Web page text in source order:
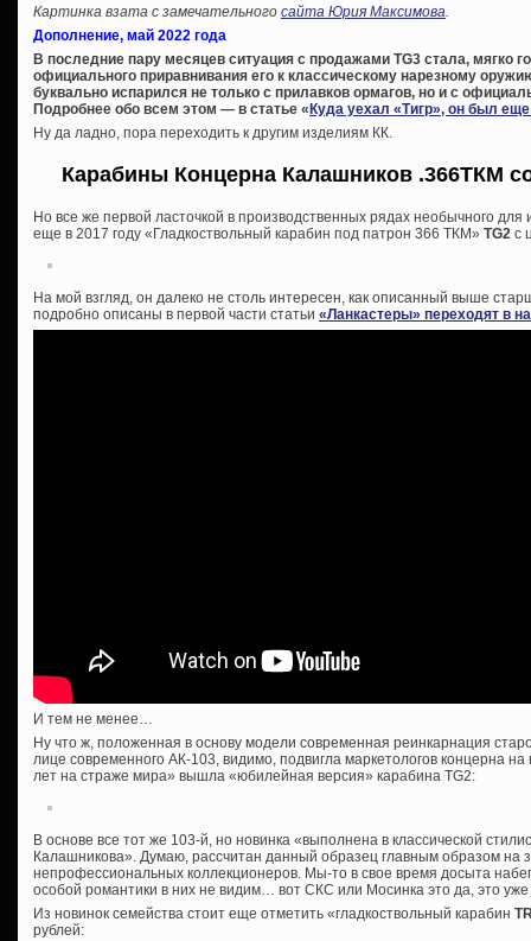
Картинка взата с замечательного сайта Юрия Максимова.
Дополнение, май 2022 года
В последние пару месяцев ситуация с продажами TG3 стала, мягко
официального приравнивания его к классическому нарезному
буквально испарился не только с прилавков ормагов, но и с
Подробнее обо всем этом — в статье « Куда уехал «Тигр», он был
Ну да ладно, пора переходить к другим изделиям КК.
Карабины Концерна Калашников .366ТКМ
Но все же первой ласточкой в производственных рядах необычного
еще в 2017 году «Гладкоствольный карабин под патрон 366 ТКМ» TG2 с
На мой взгляд, он далеко не столь интересен, как описанный выше
подробно описаны в первой части статьи «Ланкастеры» переходят в
И тем не менее…
Ну что ж, положенная в основу модели современная реинкарнация
лице современного АК-103, видимо, подвигла маркетологов концерна
лет на страже мира» вышла «юбилейная версия» карабина TG2:
В основе все тот же 103-й, но новинка «выполнена в классической
Калашникова». Думаю, рассчитан данный образец главным образом на
непрофессиональных коллекционеров. Мы-то в свое время досыта
особой романтики в них не видим… вот СКС или Мосинка это да, это уже
Из новинок семейства стоит еще отметить «гладкоствольный карабин
рублей: